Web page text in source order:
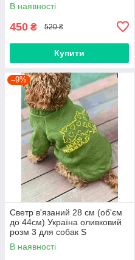
В наявності
450 ₴ 520 ₴
Купити
–9%
Светр в'язаний 28 см (об'єм
до 44см) Україна оливковий
розм 3 для собак S
В наявності